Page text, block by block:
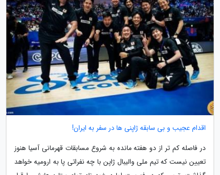
اقدام عجیب و بی سابقه ژاپنی ها در سفر به ایران!
در فاصله کم تر از دو هفته مانده به شروع مسابقات قهرمانی آسیا هنوز
تعیین نیست که تیم ملی والیبال ژاپن با چه نفراتی پا به ارومیه خواهد